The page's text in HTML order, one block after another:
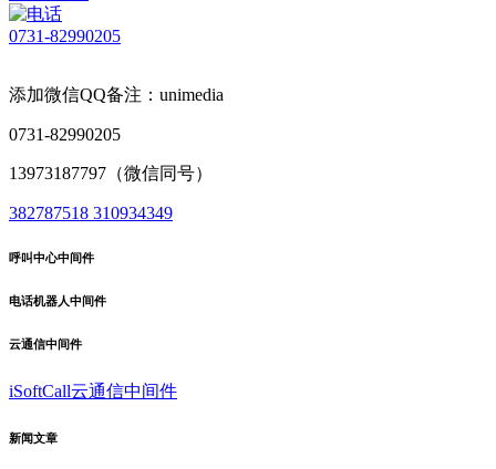
0731-82990205
添加微信QQ备注：unimedia
0731-82990205
13973187797（微信同号）
382787518 310934349
呼叫中心中间件
电话机器人中间件
云通信中间件
iSoftCall云通信中间件
新闻文章